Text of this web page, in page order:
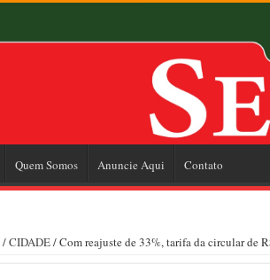
Quem Somos Anuncie Aqui Contato
/CIDADE/Com reajuste de 33%, tarifa da circular de